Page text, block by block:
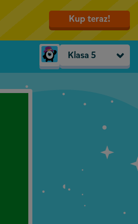
Kup teraz!
Klasa 5
Przedszkole
Zerówka
Klasa 2
Klasa 3